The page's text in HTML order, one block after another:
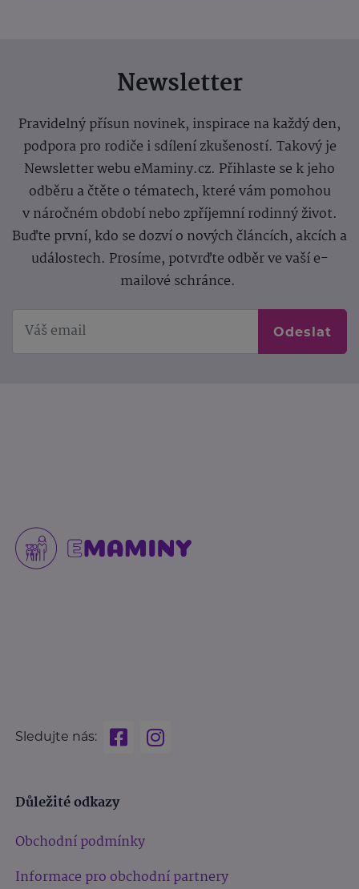
Newsletter
Pravidelný přísun novinek, inspirace na každý den,
podpora pro rodiče i sdílení zkušeností. Takový je
Newsletter webu eMaminy.cz. Přihlaste se k jeho
odběru a čtěte o tématech, které vám pomohou
v náročném období nebo zpříjemní rodinný život.
Buďte první, kdo se dozví o nových článcích, akcích a
událostech. Prosíme, potvrďte odběr ve vaší e-
mailové schránce.
Odeslat
Sledujte nás:
Důležité odkazy
Obchodní podmínky
Informace pro obchodní partnery